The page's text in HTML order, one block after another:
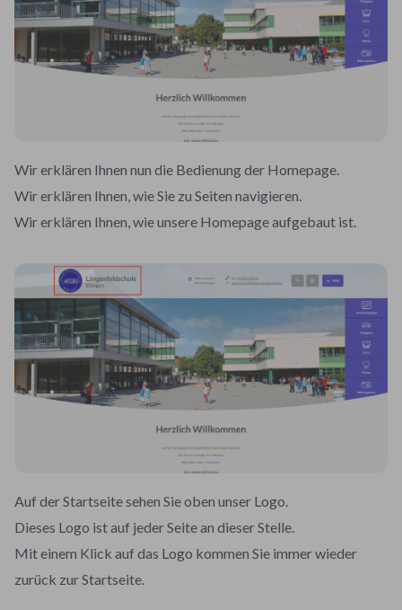
Wir erklären Ihnen nun die Bedienung der Homepage.
Wir erklären Ihnen, wie Sie zu Seiten navigieren.
Wir erklären Ihnen, wie unsere Homepage aufgebaut ist.
Auf der Startseite sehen Sie oben unser Logo.
Dieses Logo ist auf jeder Seite an dieser Stelle.
Mit einem Klick auf das Logo kommen Sie immer wieder
zurück zur Startseite.